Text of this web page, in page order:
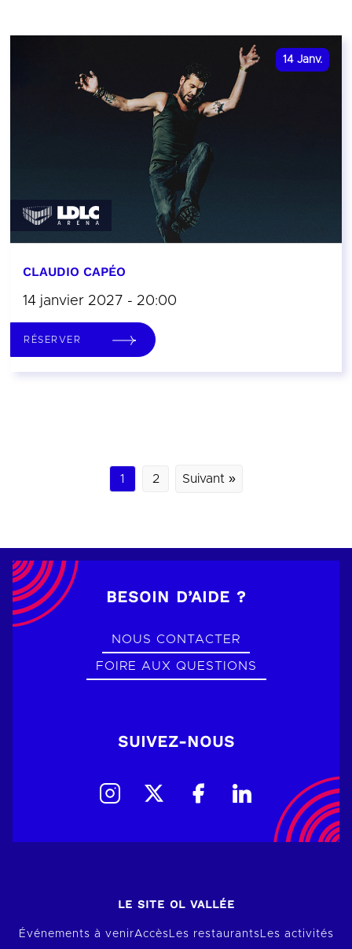
14 Janv.
CLAUDIO CAPÉO
14 janvier 2027 - 20:00
RÉSERVER
1 2 Suivant »
BESOIN D’AIDE ?
NOUS CONTACTER
FOIRE AUX QUESTIONS
SUIVEZ-NOUS
LE SITE OL VALLÉE
Événements à venirAccèsLes restaurantsLes activités